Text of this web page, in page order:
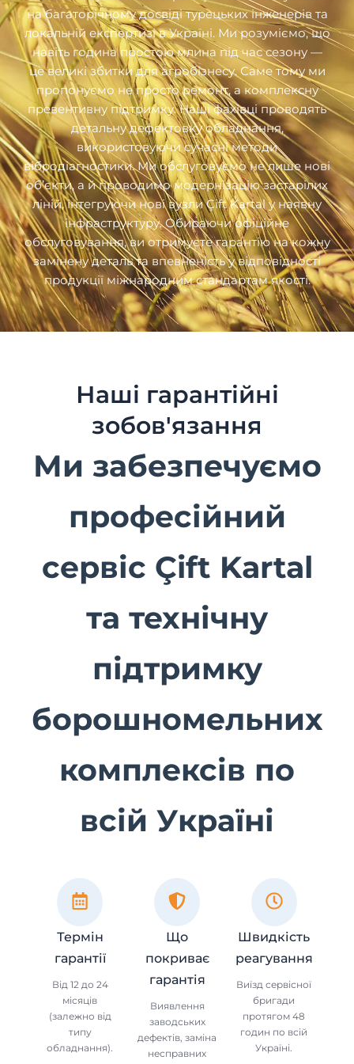
на багаторічному досвіді турецьких інженерів та
локальній експертизі в Україні. Ми розуміємо, що
навіть година простою млина під час сезону —
це великі збитки для агробізнесу. Саме тому ми
пропонуємо не просто ремонт, а комплексну
превентивну підтримку. Наші фахівці проводять
детальну дефектовку обладнання,
використовуючи сучасні методи
вібродіагностики. Ми обслуговуємо не лише нові
об’єкти, а й проводимо модернізацію застарілих
ліній, інтегруючи нові вузли Çift Kartal у наявну
інфраструктуру. Обираючи офіційне
обслуговування, ви отримуєте гарантію на кожну
замінену деталь та впевненість у відповідності
продукції міжнародним стандартам якості.
Наші гарантійні
зобов'язання
Ми забезпечуємо
професійний
сервіс Çift Kartal
та технічну
підтримку
борошномельних
комплексів по
всій Україні
Термін
гарантії
Від 12 до 24
місяців
(залежно від
типу
обладнання).
Що
покриває
гарантія
Виявлення
заводських
дефектів, заміна
несправних
Швидкість
реагування
Виїзд сервісної
бригади
протягом 48
годин по всій
Україні.